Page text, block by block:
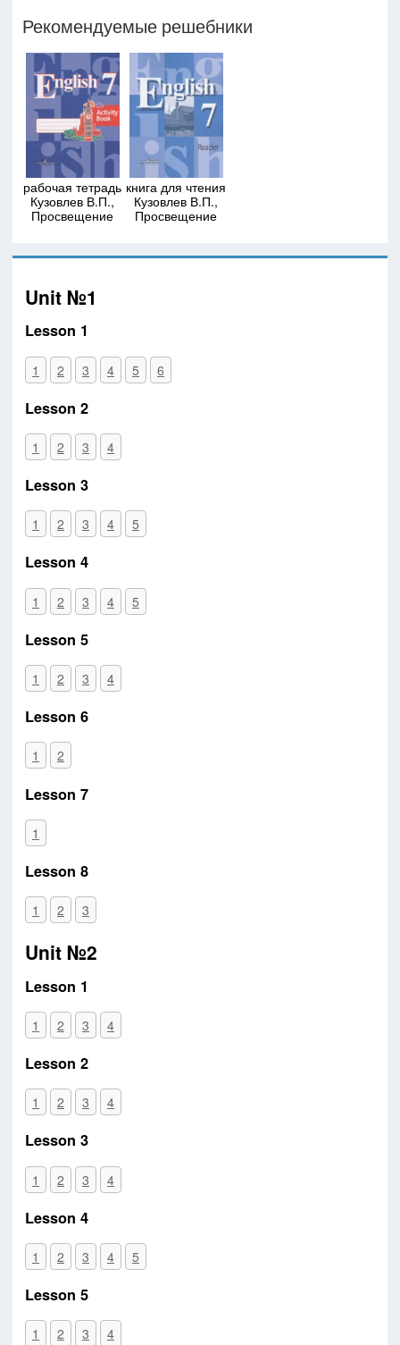
Рекомендуемые решебники
рабочая тетрадь
Кузовлев В.П.,
Просвещение
книга для чтения
Кузовлев В.П.,
Просвещение
Unit №1
Lesson 1
1 2 3 4 5 6
Lesson 2
1 2 3 4
Lesson 3
1 2 3 4 5
Lesson 4
1 2 3 4 5
Lesson 5
1 2 3 4
Lesson 6
1 2
Lesson 7
1
Lesson 8
1 2 3
Unit №2
Lesson 1
1 2 3 4
Lesson 2
1 2 3 4
Lesson 3
1 2 3 4
Lesson 4
1 2 3 4 5
Lesson 5
1 2 3 4